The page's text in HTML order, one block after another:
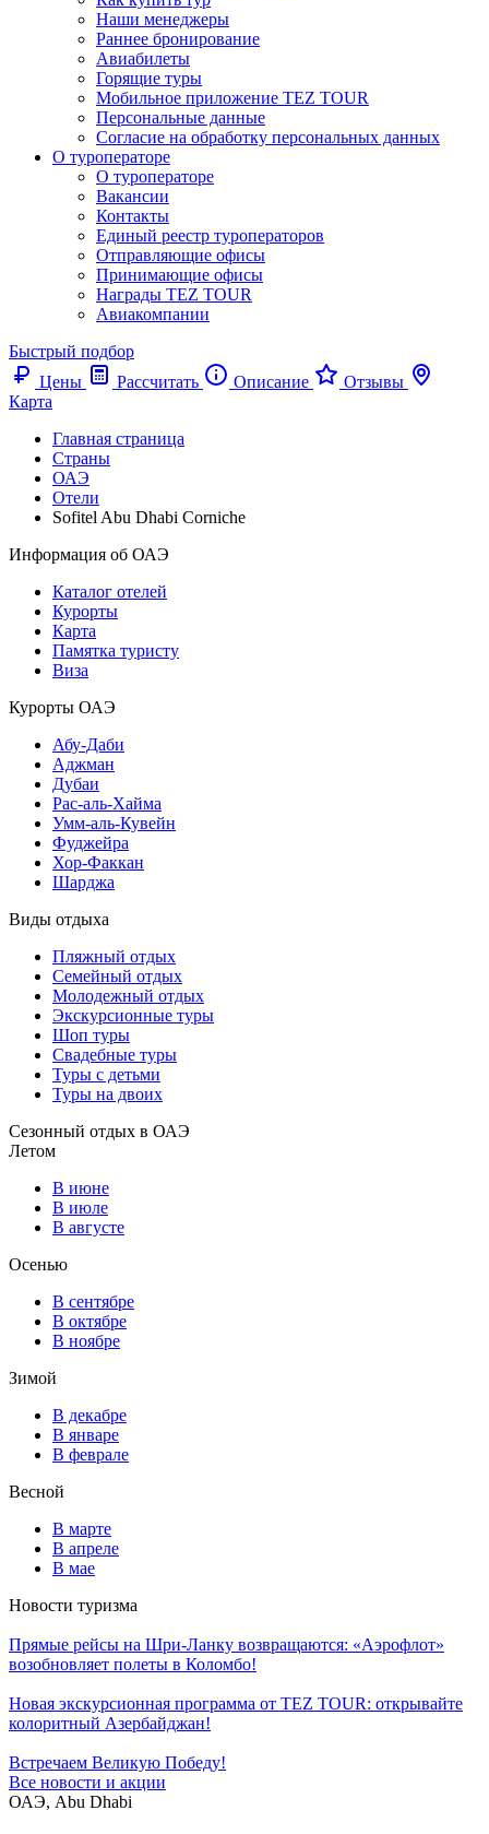
Наши менеджеры
Раннее бронирование
Авиабилеты
Горящие туры
Мобильное приложение TEZ TOUR
Персональные данные
Согласие на обработку персональных данных
О туроператоре
О туроператоре
Вакансии
Контакты
Единый реестр туроператоров
Отправляющие офисы
Принимающие офисы
Награды TEZ TOUR
Авиакомпании
Быстрый подбор
Цены
Рассчитать Описание
Отзывы
Карта
Главная страница
Cтраны
ОАЭ
Отели
Sofitel Abu Dhabi Corniche
Информация об ОАЭ
Каталог отелей
Курорты
Карта
Памятка туристу
Виза
Курорты ОАЭ
Абу-Даби
Аджман
Дубаи
Рас-аль-Хайма
Умм-аль-Кувейн
Фуджейра
Хор-Факкан
Шарджа
Виды отдыха
Пляжный отдых
Семейный отдых
Молодежный отдых
Экскурсионные туры
Шоп туры
Свадебные туры
Туры с детьми
Туры на двоих
Сезонный отдых в ОАЭ
Летом
В июне
В июле
В августе
Осенью
В сентябре
В октябре
В ноябре
Зимой
В декабре
В январе
В феврале
Весной
В марте
В апреле
В мае
Новости туризма
Прямые рейсы на Шри-Ланку возвращаются: «Аэрофлот»
возобновляет полеты в Коломбо!
Новая экскурсионная программа от TEZ TOUR: открывайте
колоритный Азербайджан!
Встречаем Великую Победу!
Все новости и акции
ОАЭ, Abu Dhabi